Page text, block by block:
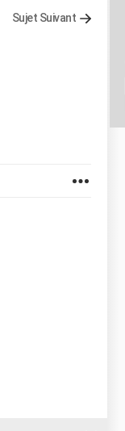
Sujet Suivant